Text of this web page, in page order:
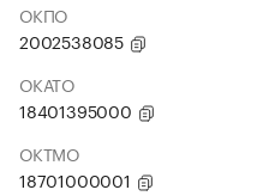
ОКПО
2002538085
ОКАТО
18401395000
ОКТМО
18701000001